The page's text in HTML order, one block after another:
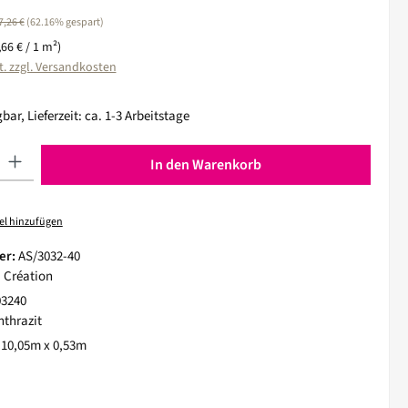
Preis:
€ (62.16% gespart)
€ / 1 m²)
zzgl. Versandkosten
Lieferzeit: ca. 1-3 Arbeitstage
Gib den gewünschten Wert ein oder benutze die Schaltflächen um die
In den Warenkorb
hinzufügen
AS/3032-40
Création
10,05m x 0,53m